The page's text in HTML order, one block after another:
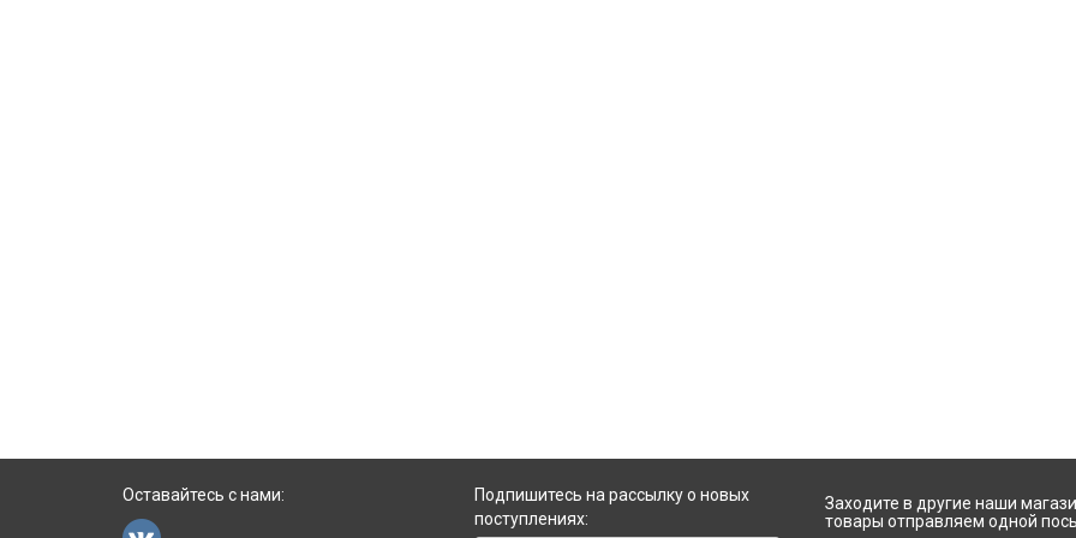
Оставайтесь с нами:
Подпишитесь на рассылку о новых
поступлениях:
Заходите в другие наши
товары отправляем одной